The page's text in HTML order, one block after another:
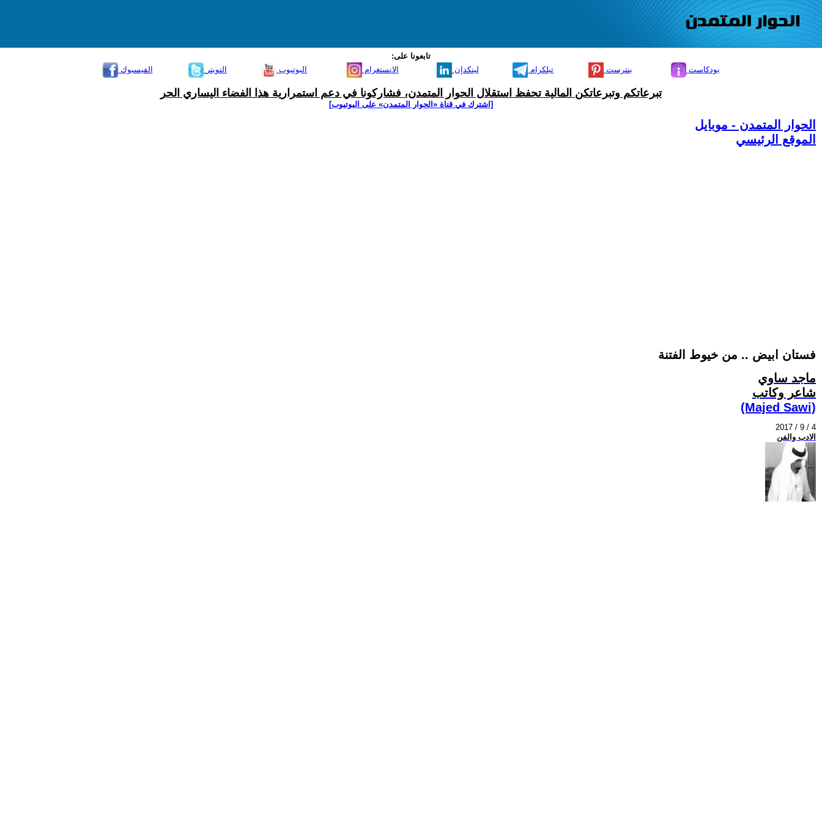
تابعونا على:
الفيسبوك
التويتر اليوتيوب الانستغرام لينكدإن تيلكرام بنترست بودكاست
تبرعاتكم وتبرعاتكن المالية تحفظ استقلال الحوار المتمدن، فشاركونا في دعم استمرارية هذا الفضاء اليساري الحر
[اشترك في قناة ‫«الحوار المتمدن» على اليوتيوب]
الحوار المتمدن - موبايل
الموقع الرئيسي
فستان ابيض .. من خيوط الفتنة
ماجد ساوي
شاعر وكاتب
(Majed Sawi)
2017 / 9 / 4
الادب والفن